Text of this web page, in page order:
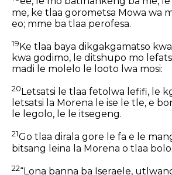
me, ke tlaa gorometsa Mowa wa
eo; mme ba tlaa perofesa.
19Ke tlaa baya dikgakgamatso
kwa godimo, le ditshupo mo
madi le molelo le looto lwa mosi:
20 Letsatsi le tlaa fetolwa lefifi, le
letsatsi la Morena le ise le tle, e
le legolo, le le itsegeng.
21Go tlaa dirala gore le fa e le
bitsang leina la Morena o tlaa
22“Lona banna ba Iseraele,